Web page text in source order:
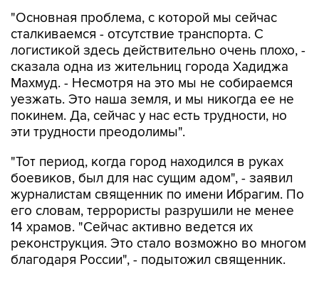
"Основная проблема, с которой мы сейчас
сталкиваемся - отсутствие транспорта. С
логистикой здесь действительно очень плохо, -
сказала одна из жительниц города Хадиджа
Махмуд. - Несмотря на это мы не собираемся
уезжать. Это наша земля, и мы никогда ее не
покинем. Да, сейчас у нас есть трудности, но
эти трудности преодолимы".
"Тот период, когда город находился в руках
боевиков, был для нас сущим адом", - заявил
журналистам священник по имени Ибрагим. По
его словам, террористы разрушили не менее
14 храмов. "Сейчас активно ведется их
реконструкция. Это стало возможно во многом
благодаря России", - подытожил священник.